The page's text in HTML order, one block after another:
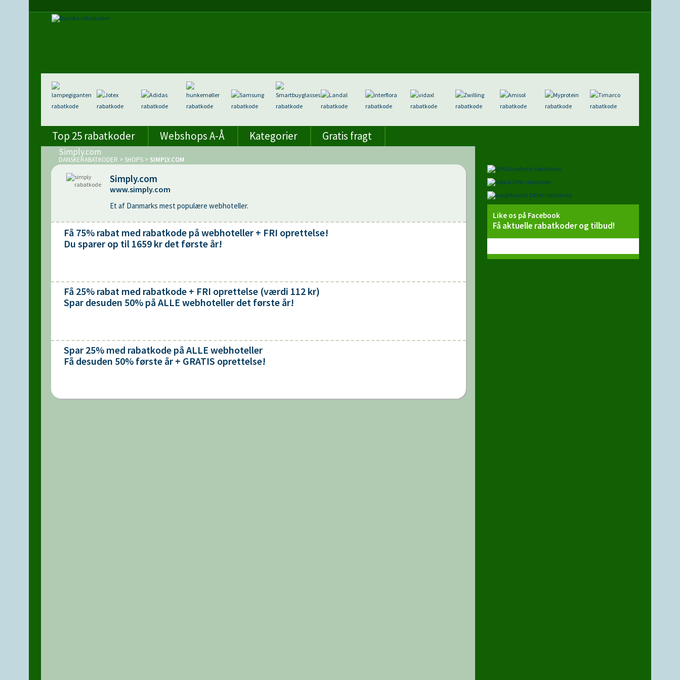
Top 25 rabatkoder Webshops A-Å Kategorier Gratis fragt
Simply.com
DANSKERABATKODER > SHOPS > SIMPLY.COM
Simply.com
www.simply.com
Et af Danmarks mest populære webhoteller.
Få 75% rabat med rabatkode på webhoteller + FRI oprettelse!
Du sparer op til 1659 kr det første år!
Få 25% rabat med rabatkode + FRI oprettelse (værdi 112 kr)
Spar desuden 50% på ALLE webhoteller det første år!
Spar 25% med rabatkode på ALLE webhoteller
Få desuden 50% første år + GRATIS oprettelse!
Like os på Facebook
Få aktuelle rabatkoder og tilbud!